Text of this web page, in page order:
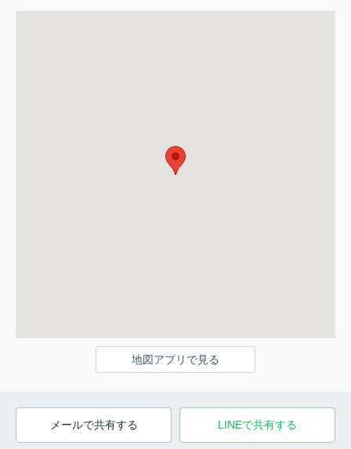
地図アプリで見る
メールで共有する LINEで共有する